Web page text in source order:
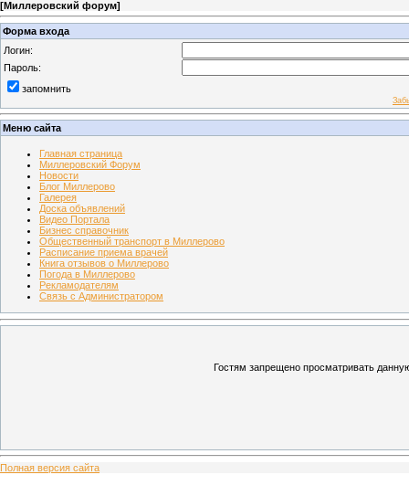
[Миллеровский форум]
Форма входа
Логин:
Пароль:
запомнить
Меню сайта
Главная страница
Миллеровский Форум
Новости
Блог Миллерово
Галерея
Доска объявлений
Видео Портала
Бизнес справочник
Общественный транспорт в Миллерово
Расписание приема врачей
Книга отзывов о Миллерово
Погода в Миллерово
Рекламодателям
Связь с Администратором
Гостям запрещено просматривать
Полная версия сайта